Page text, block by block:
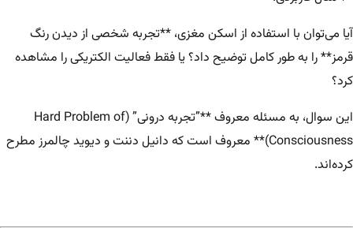
آیا می‌توان با استفاده از اسکن مغزی، **تجربه شخصی از دیدن رنگ
قرمز** را به طور کامل توضیح داد؟ یا فقط فعالیت الکتریکی را مشاهده
کرد؟
این سوال، به مسئله معروف **”تجربه درونی” (Hard Problem of
Consciousness)** معروف است که دانیل دننت و دیوید چالمرز مطرح
کرده‌اند.